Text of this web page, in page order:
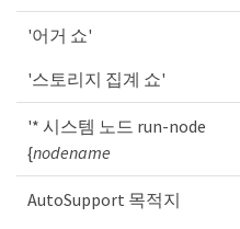
'어거 쇼'
'스토리지 집계 쇼'
'* 시스템 노드 run-node
{nodename
AutoSupport 목적지